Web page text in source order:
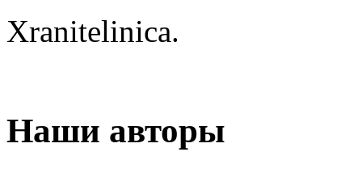
Xranitelinica.
Наши авторы